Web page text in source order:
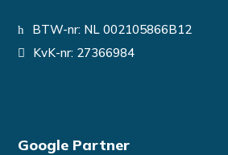
BTW-nr: NL 002105866B12
KvK-nr: 27366984
Google Partner